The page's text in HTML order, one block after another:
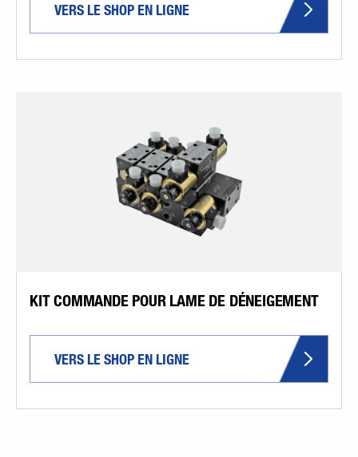
VERS LE SHOP EN LIGNE
KIT COMMANDE POUR LAME DE DÉNEIGEMENT
VERS LE SHOP EN LIGNE